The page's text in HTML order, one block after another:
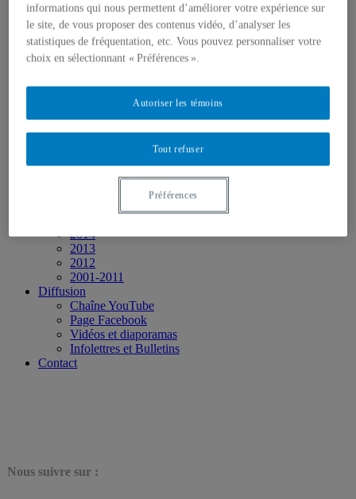
Vers une Stratégie québécoise
Contributions aux débats publics
Présence dans les médias
Événements
2026
2024
2022
2021
2019
2014
2013
2012
2001-2011
Diffusion
Chaîne YouTube
Page Facebook
Vidéos et diaporamas
Infolettres et Bulletins
Contact
Nous suivre sur :
informations qui nous permettent d’améliorer votre expérience sur
le site, de vous proposer des contenus vidéo, d’analyser les
statistiques de fréquentation, etc. Vous pouvez personnaliser votre
choix en sélectionnant « Préférences ».
Tout refuser
Autoriser les témoins
Préférences